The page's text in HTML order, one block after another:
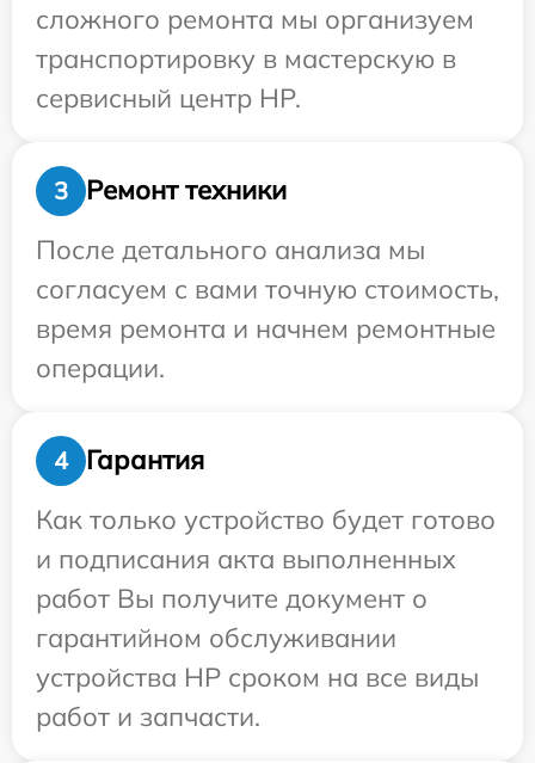
сложного ремонта мы организуем
транспортировку в мастерскую в
сервисный центр HP.
3
Ремонт техники
После детального анализа мы
согласуем с вами точную стоимость,
время ремонта и начнем ремонтные
операции.
4
Гарантия
Как только устройство будет готово
и подписания акта выполненных
работ Вы получите документ о
гарантийном обслуживании
устройства HP сроком на все виды
работ и запчасти.